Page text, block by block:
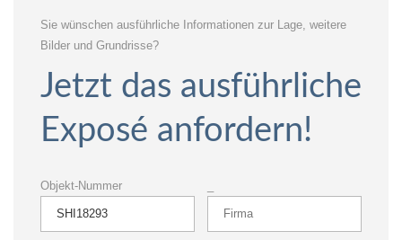
Sie wünschen ausführliche Informationen zur Lage, weitere
Bilder und Grundrisse?
Jetzt das ausführliche
Exposé anfordern!
Objekt-Nummer